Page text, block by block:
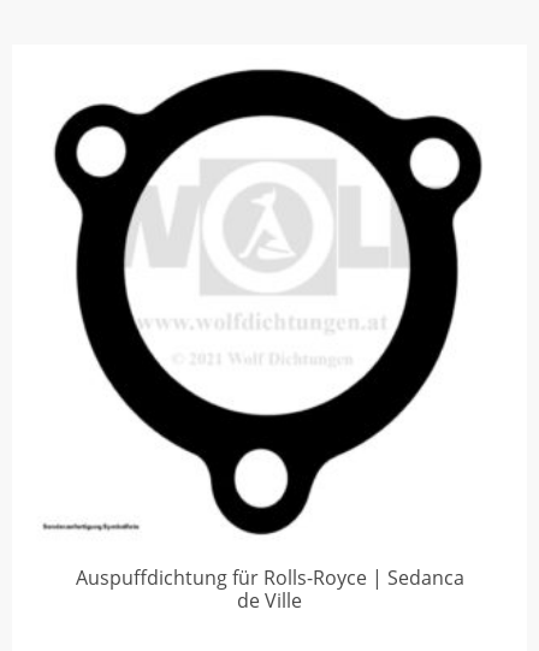
Auspuffdichtung für Rolls-Royce | Sedanca
de Ville